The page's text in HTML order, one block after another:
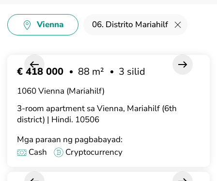
Vienna 06. Distrito Mariahilf
3-room apartment sa Vienna, Mariahilf (6th
district) | Hindi. 10506
€ 418 000 88 m² 3 silid
1060 Vienna (Mariahilf)
Mga paraan ng pagbabayad:
Cash
Cryptocurrency